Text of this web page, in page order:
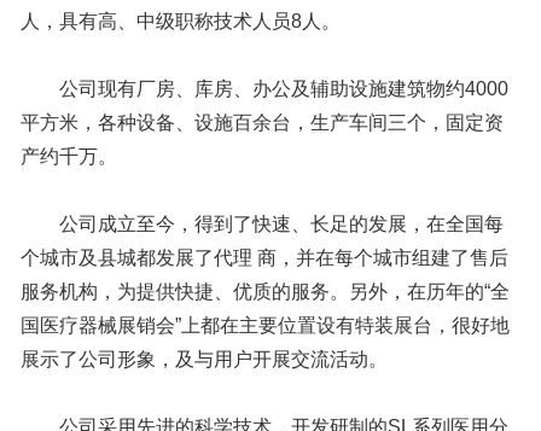
人，具有高、中级职称技术人员8人。
公司现有厂房、库房、办公及辅助设施建筑物约4000
平方米，各种设备、设施百余台，生产车间三个，固定资
产约千万。
公司成立至今，得到了快速、长足的发展，在全国每
个城市及县城都发展了代理 商，并在每个城市组建了售后
服务机构，为提供快捷、优质的服务。另外，在历年的“全
国医疗器械展销会”上都在主要位置设有特装展台，很好地
展示了公司形象，及与用户开展交流活动。